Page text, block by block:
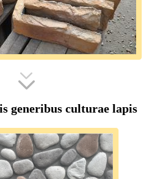
generibus culturae lapis